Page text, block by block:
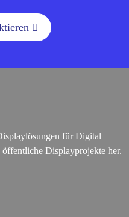
für Digital
öffentliche Displayprojekte her.